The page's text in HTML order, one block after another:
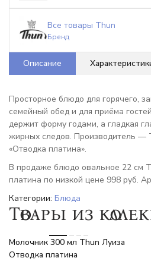
Все товары Thun
Бренд
Описание
Просторное блюдо для горячего,
семейный обед и для приёма
держит форму годами, а гладкая
жирных следов. Производитель —
«Отводка платина».
В продаже блюдо овальное 22 см
платина по низкой цене 998 руб.
Категории: Блюда
Товары из
Молочник 300 мл Thun Луиза
Отводка платина